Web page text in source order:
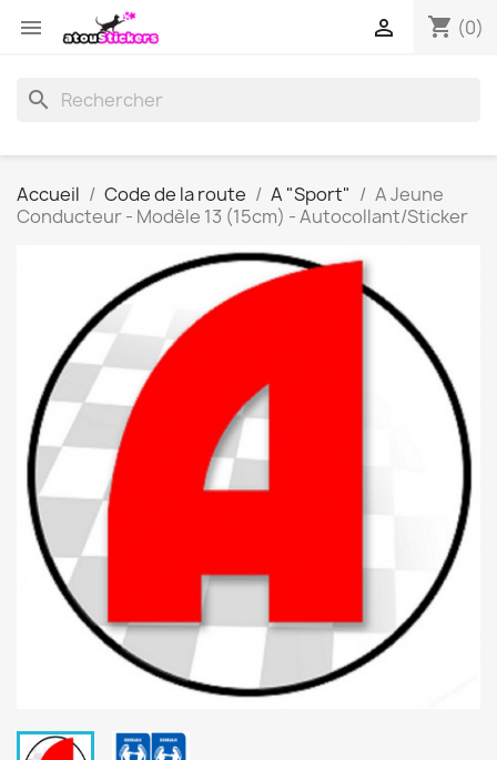
 shopping_cart (0)

search
Accueil Code de la route A "Sport"
A Jeune
Conducteur - Modèle 13 (15cm) - Autocollant/Sticker